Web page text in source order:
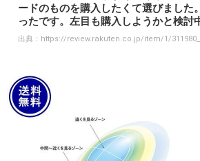
ードのものを購入したくて選びました
ったです。左目も購入しようかと検討
出典： https://review.rakuten.co.jp/item/1/